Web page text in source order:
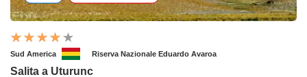
Sud America Riserva Nazionale Eduardo Avaroa
Salita a Uturunc